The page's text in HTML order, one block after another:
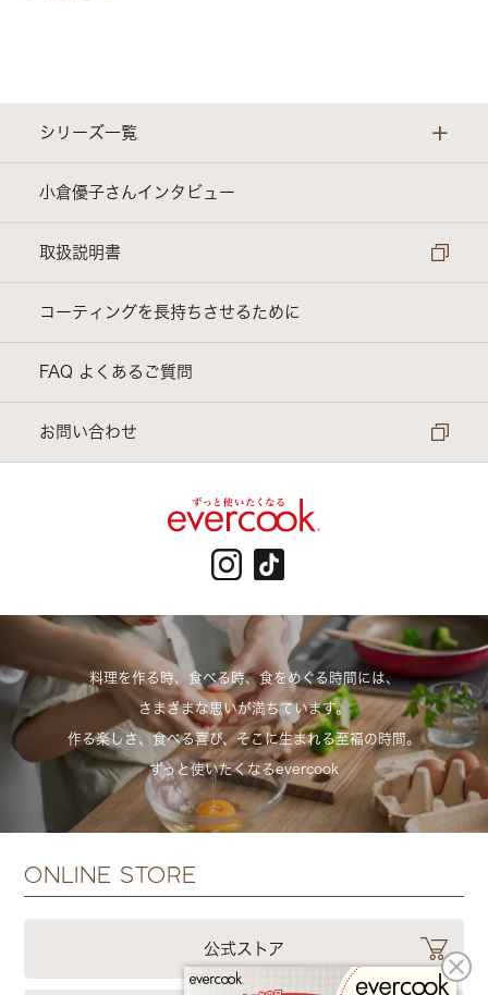
シリーズ一覧 +
evercook ｜ スタンダードシリーズ
evercook α ｜ さらに長持ちシリーズ
evercook GREEN ｜ 環境にやさしいシリーズ
電子レンジ調理器具
アクセサリー他
小倉優子さんインタビュー
取扱説明書
コーティングを長持ちさせるために
FAQ よくあるご質問
お問い合わせ
料理を作る時、食べる時、食をめぐる時間には、
さまざまな思いが満ちています。
作る楽しさ、食べる喜び、そこに生まれる至福の時間。
ずっと使いたくなるevercook
ONLINE STORE
公式ストア